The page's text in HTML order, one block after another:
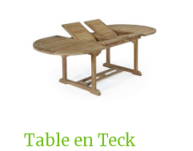
Table en Teck